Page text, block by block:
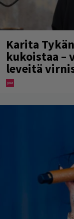
Karita
kukoistaa –
leveitä